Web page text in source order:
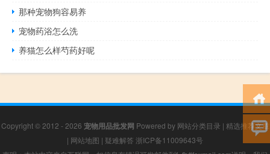
那种宠物狗容易养
宠物药浴怎么洗
养猫怎么样芍药好呢
Copyright © 2012 - 2026 宠物用品批发网 Powered by 网站分类目录 | 精选推荐文章
| 网站地图 | 疑难解答 浙ICP备11009643号